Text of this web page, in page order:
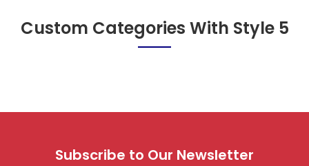
Custom Categories With Style 5
Subscribe to Our Newsletter